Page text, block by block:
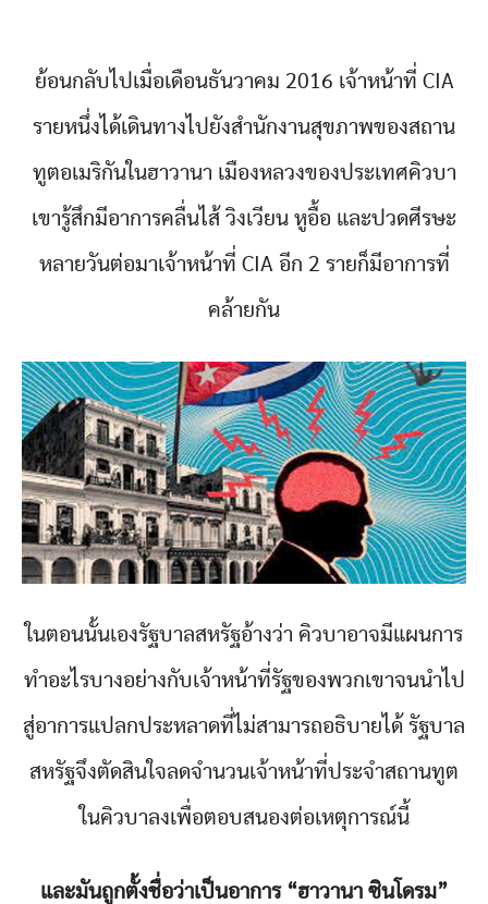
ย้อนกลับไปเมื่อเดือนธันวาคม 2016 เจ้าหน้าที่ CIA
รายหนึ่งได้เดินทางไปยังสำนักงานสุขภาพของสถาน
ทูตอเมริกันในฮาวานา เมืองหลวงของประเทศคิวบา
เขารู้สึกมีอาการคลื่นไส้ วิงเวียน หูอื้อ และปวดศีรษะ
หลายวันต่อมาเจ้าหน้าที่ CIA อีก 2 รายก็มีอาการที่
คล้ายกัน
ในตอนนั้นเองรัฐบาลสหรัฐอ้างว่า คิวบาอาจมีแผนการ
ทำอะไรบางอย่างกับเจ้าหน้าที่รัฐของพวกเขาจนนำไป
สู่อาการแปลกประหลาดที่ไม่สามารถอธิบายได้ รัฐบาล
สหรัฐจึงตัดสินใจลดจำนวนเจ้าหน้าที่ประจำสถานทูต
ในคิวบาลงเพื่อตอบสนองต่อเหตุการณ์นี้
และมันถูกตั้งชื่อว่าเป็นอาการ “ฮาวานา ซินโดรม”